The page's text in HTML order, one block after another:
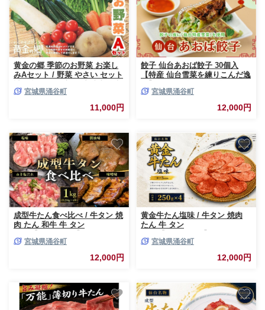
黄金の郷 季節のお野菜 お楽し
みAセット / 野菜 やさい セット
採れ ※配送不可地域あり
宮城県涌谷町
11,000円
餃子 仙台あおば餃子 30個入
【特産 仙台雪菜を練りこんだ逸
豚肉 おかず 晩ごはん 惣菜 お惣
宮城県涌谷町
12,000円
成型牛たん食べ比べ / 牛タン 焼
肉 たん 和牛 牛 タン
宮城県涌谷町
12,000円
黄金牛たん塩味 / 牛タン 焼肉
たん 牛 タン
宮城県涌谷町
12,000円